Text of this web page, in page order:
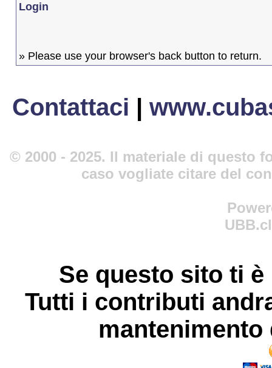
Login
» Please use your browser's back button to return.
Contattaci |
© 2000 - 2025. Il materiale di questo
caso vogliate citare del
Se questo sito ti
Tutti i contributi